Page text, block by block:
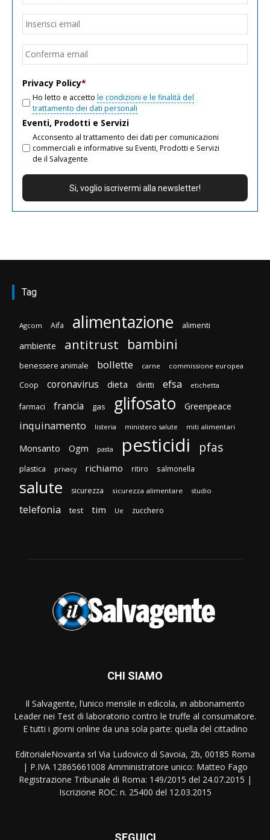
Email
Privacy Policy*
Ho letto e accetto le condizioni e le finalità del
trattamento dei dati personali
Eventi, Prodotti e Servizi
Acconsento al trattamento dei dati per comunicazioni
commerciali e informative su Eventi, Prodotti e Servizi
de il Salvagente
Tag
Agcom Aifa alimentazione alimenti
ambiente antitrust bambini
benessere animale bollette carne commissione europea
Coop coronavirus dieta diritti efsa etichetta
farmaci francia gas glifosato Greenpeace
inquinamento listeria ministero salute miti alimentari
Monsanto Ogm pasta pesticidi pfas
plastica privacy richiamo ritiro salmonella
salute sicurezza sicurezza alimentare studio
telefonia test tim Ue zucchero
CHI SIAMO
Il Salvagente, l’unico mensile in edicola, in abbonamento
Leader nei Test di laboratorio contro le truffe al consumatore.
E tutti i giorni online da una sola parte: quella del cittadino
EditorialeNovanta srl Via Ludovico di Savoia, 2b, 00185 Roma
| P.IVA 12865661008 Amministratore unico: Matteo Fago
Registrazione Tribunale di Roma: 149/2015 del 24.07.2015 |
Iscrizione ROC: n. 25400 del 12.03.2015
SEGUICI